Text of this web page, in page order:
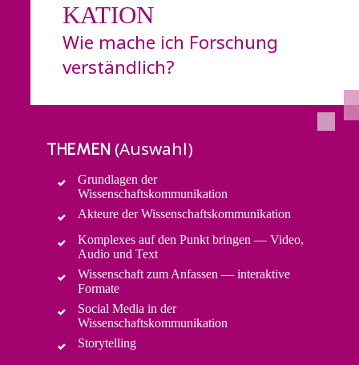
KATION
Wie mache ich Forschung
verständlich?
THEMEN (Auswahl)
Grundlagen der
Wissenschaftskommunikation
Akteure der Wissenschaftskommunikation
Komplexes auf den Punkt bringen — Video,
Audio und Text
Wissenschaft zum Anfassen — interaktive
Formate
Social Media in der
Wissenschaftskommunikation
Storytelling